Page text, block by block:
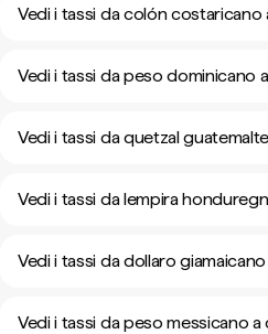
Vedi i tassi da colón costaricano
Vedi i tassi da peso dominicano
Vedi i tassi da quetzal
Vedi i tassi da lempira
Vedi i tassi da dollaro
Vedi i tassi da peso messicano a